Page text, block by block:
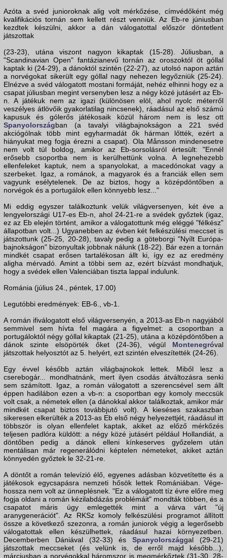
Azóta a svéd junioroknak alig volt mérkőzése, címvédőként még
kvalifikációs tornán sem kellett részt venniük. Az Eb-re júniusban
kezdtek készülni, akkor a dán válogatottal először döntetlent
játszottak
(23-23), utána viszont nagyon kikaptak (15-28). Júliusban, a
"Scandinavian Open" fantázianevű tornán az oroszoktól öt góllal
kaptak ki (24-29), a dánoktól szintén (22-27), az utolsó napon aztán
a norvégokat sikerült egy góllal nagy nehezen legyőzniük (25-24).
Elnézve a svéd válogatott mostani formáját, nehéz elhinni hogy ez a
csapat júliusban megint versenyben lesz a négy közé jutásért az Eb-
n. A játékuk nem az igazi (különösen elöl, ahol nyolc méterről
veszélyes átlövőik gyakorlatilag nincsenek), ráadásul az első számú
kapusuk és gólerős játékosaik közül három nem is lesz ott
Spanyolországban (a tavalyi világbajnokságon a 221 svéd
akciógólnak több mint egyharmadát ők hárman lőtték, ezért a
hiányukat meg fogja érezni a csapat). Ola Månsson mindenesetre
nem volt túl boldog, amikor az Eb-sorsolásról értesült: "Ennél
erősebb csoportba nem is kerülhettünk volna. A legnehezebb
ellenfeleket kaptuk, nem a spanyolokat, a macedónokat vagy a
szerbeket. Igaz, a románok, a magyarok és a franciák ellen sem
vagyunk esélytelenek. De az biztos, hogy a középdöntőben a
norvégok és a portugálok ellen könnyebb lesz..."
Mi eddig egyszer találkoztunk velük világversenyen, két éve a
lengyelországi U17-es Eb-n, ahol 24-21-re a svédek győztek (igaz,
ez az Eb elején történt, amikor a válogatottunk még eléggé "félkész"
állapotban volt...) Ugyanebben az évben két felkészülési meccset is
játszottunk (25-25, 20-28), tavaly pedig a göteborgi "Nyílt Európa-
bajnokságon" bizonyultak jobbnak nálunk (18-22). Bár ezen a tornán
mindkét csapat erősen tartalékosan állt ki, így ez az eredmény
aligha mérvadó. Amint a többi sem az, ezért bízvást mondhatjuk,
hogy a svédek ellen Valenciában tiszta lappal indulunk.
Románia (július 24., péntek, 17.00)
Legutóbbi eredmények: EB-6., vb-1.
A román ifiválogatott első világversenyén, a 2013-as Eb-n nagyjából
semmivel sem hívta fel magára a figyelmet: a csoportban a
portugáloktól négy góllal kikaptak (21-25), utána a középdöntőben a
dánok szinte elsöpörték őket (24-36), végül Montenegróval
játszottak helyosztót az 5. helyért, ezt szintén elveszítették (24-26).
Egy évvel később aztán világbajnokok lettek. Miből lesz a
cserebogár... mondhatnánk, mert ilyen csodás átváltozásra senki
sem számított. Igaz, a román válogatott a szerencsével sem állt
éppen hadilábon ezen a vb-n: a csoportban egy komoly meccsük
volt csak, a németek ellen (a dánokkal akkor találkoztak, amikor már
mindkét csapat biztos továbbjutó volt). A kieséses szakaszban
sikeresen elkerülték a 2013-as Eb első négy helyezettjét, ráadásul itt
többször is olyan ellenfelet kaptak, akiket az előző mérkőzés
teljesen padlóra küldött: a négy közé jutásért például Hollandiát, a
döntőben pedig a dánok elleni kínkeserves győzelem után
mentálisan már regenerálódni képtelen németeket, akiket aztán
könnyedén győztek le 32-21-re.
A döntőt a román televízió élő, egyenes adásban közvetítette és a
játékosok egycsapásra nemzeti hősök lettek Romániában. Vége-
hossza nem volt az ünneplésnek. "Ez a válogatott tíz évre előre meg
fogja oldani a román kézilabdázás problémáit" mondták többen, és a
csapatot máris úgy emlegették mint a várva várt "új
aranygenerációt". Az RKSz komoly felkészülési programot állított
össze a következő szezonra, a román juniorok végig a legerősebb
válogatottak ellen készülhettek, ráadásul hazai környezetben.
Decemberben Dániával (32-33) ésSpanyolországgal (29-21)
játszottak meccseket (és velünk is, de erről majd később...),
márciusban a norvégokkal háromszor is megmérkőztek (31-30, 28-